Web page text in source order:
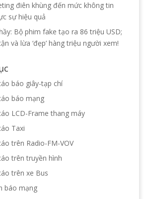
điên khùng đến mức không tin
sự hiệu quả
Bộ phim fake tạo ra 86 triệu USD;
và lừa ‘đẹp’ hàng triệu người xem!
báo giây-tạp chí
báo mạng
LCD-Frame thang máy
Taxi
trên Radio-FM-VOV
trên truyền hình
trên xe Bus
báo mạng